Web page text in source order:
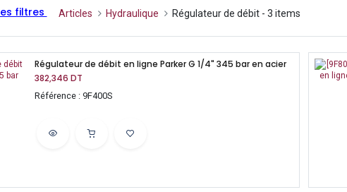
filtres Articles Hydraulique Régulateur de débit- 3 items
Régulateur de débit en ligne Parker G 1/4" 345 bar en acier
382,346 DT
Référence : 9F400S